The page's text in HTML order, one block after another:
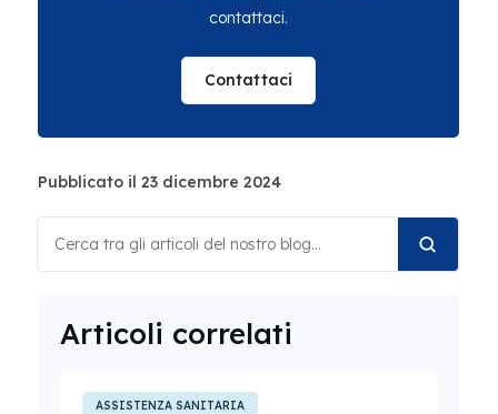
contattaci.
Contattaci
Pubblicato il 23 dicembre 2024
Articoli correlati
ASSISTENZA SANITARIA